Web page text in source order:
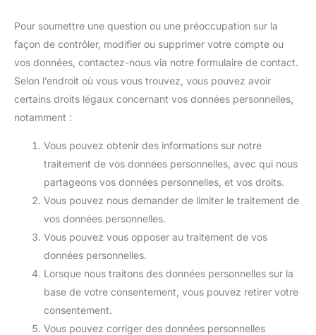
Pour soumettre une question ou une préoccupation sur la
façon de contrôler, modifier ou supprimer votre compte ou
vos données, contactez-nous via notre formulaire de contact.
Selon l’endroit où vous vous trouvez, vous pouvez avoir
certains droits légaux concernant vos données personnelles,
notamment :
Vous pouvez obtenir des informations sur notre
traitement de vos données personnelles, avec qui nous
partageons vos données personnelles, et vos droits.
Vous pouvez nous demander de limiter le traitement de
vos données personnelles.
Vous pouvez vous opposer au traitement de vos
données personnelles.
Lorsque nous traitons des données personnelles sur la
base de votre consentement, vous pouvez retirer votre
consentement.
Vous pouvez corriger des données personnelles